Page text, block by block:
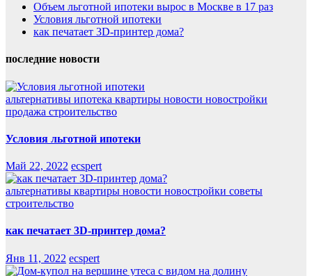
Объем льготной ипотеки вырос в Москве в 17 раз
Условия льготной ипотеки
как печатает 3D-принтер дома?
последние новости
альтернативы ипотека квартиры новости новостройки
продажа строительство
Условия льготной ипотеки
Май 22, 2022 ecspert
альтернативы квартиры новости новостройки советы
строительство
как печатает 3D-принтер дома?
Янв 11, 2022 ecspert